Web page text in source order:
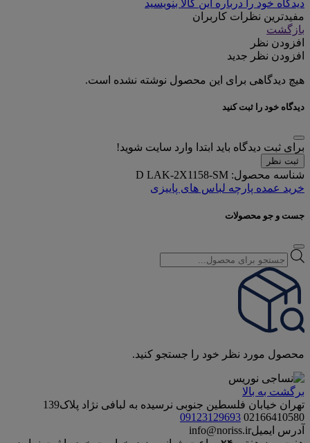
دیدگاه خود را درباره این کالا بنویسید
مفیدترین نظرات کاربران
بازگشت
افزودن نظر
افزودن نظر جدید
هیچ دیدگاهی برای این محصول نوشته نشده است.
دیدگاه خود را ثبت کنید
برای ثبت دیدگاه باید ابتدا وارد سایت شوید!
ثبت نظر
شناسه محصول: D LAK-2X1158-SM
خرید عمده پارچه لباس های پاییزی
جست و جو محصولات
Products
search
محصول مورد نظر خود را جستجو کنید.
برگشت به بالا
تهران خیابان فلسطین جنوبی نرسیده به لبافی نژاد پلاک139
02166410580
09123129693
آدرس ایمیلinfo@noriss.ir